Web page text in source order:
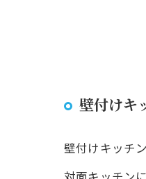
壁付けキ
壁付けキッチ